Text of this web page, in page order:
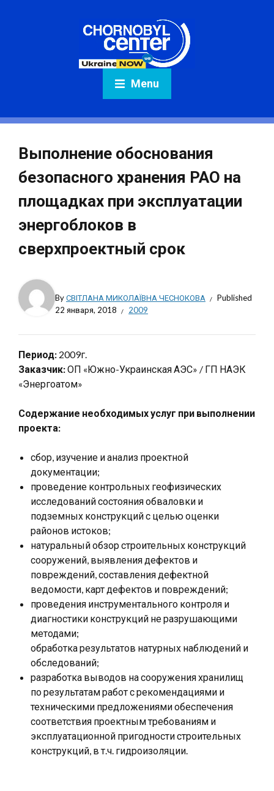
Menu
Выполнение обоснования
безопасного хранения РАО на
площадках при эксплуатации
энергоблоков в
сверхпроектный срок
ByСВІТЛАНА МИКОЛАЇВНА ЧЕСНОКОВА
Published
22 января, 2018
2009
Период: 2009г.
Заказчик:ОП «Южно-Украинская АЭС» / ГП НАЭК
«Энергоатом»
Содержание необходимых услуг при выполнении
проекта:
сбор, изучение и анализ проектной
документации;
проведение контрольных геофизических
исследований состояния обваловки и
подземных конструкций с целью оценки
районов истоков;
натуральный обзор строительных конструкций
сооружений, выявления дефектов и
повреждений, составления дефектной
ведомости, карт дефектов и повреждений;
проведения инструментального контроля и
диагностики конструкций не разрушающими
методами;
обработка результатов натурных наблюдений и
обследований;
разработка выводов на сооружения хранилищ
по результатам работ с рекомендациями и
техническими предложениями обеспечения
соответствия проектным требованиям и
эксплуатационной пригодности строительных
конструкций, в т.ч. гидроизоляции.